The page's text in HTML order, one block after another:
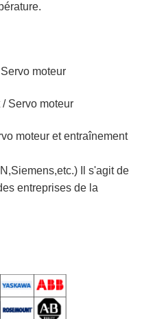
moteur
/ Servo moteur
moteur et entraînement
Il s'agit de
entreprises de la